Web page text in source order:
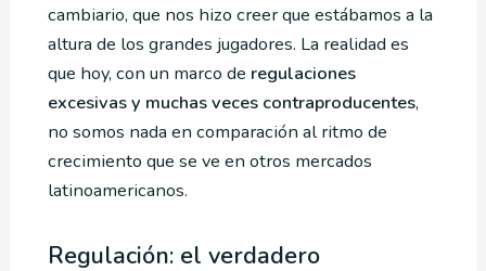
cambiario, que nos hizo creer que estábamos a la
altura de los grandes jugadores. La realidad es
que hoy, con un marco de regulaciones
excesivas y muchas veces contraproducentes,
no somos nada en comparación al ritmo de
crecimiento que se ve en otros mercados
latinoamericanos.
Regulación: el verdadero